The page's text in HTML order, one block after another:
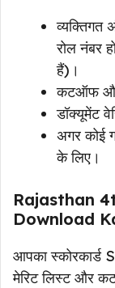
व्यक्तिगत
रोल नंबर
हैं)।
कटऑफ और
डॉक्यूमेंट
अगर कोई
के लिए।
Rajasthan
Download
आपका स्कोरकार्ड
मेरिट लिस्ट और